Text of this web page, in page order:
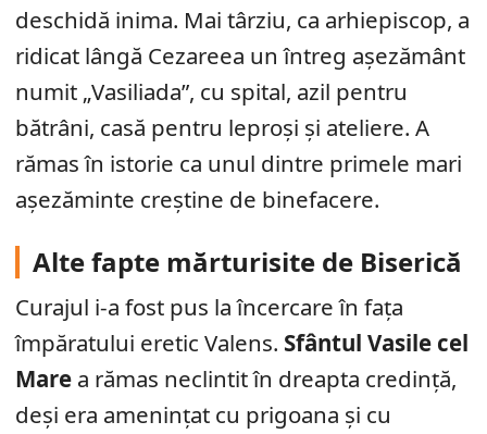
deschidă inima. Mai târziu, ca arhiepiscop, a
ridicat lângă Cezareea un întreg așezământ
numit „Vasiliada”, cu spital, azil pentru
bătrâni, casă pentru leproși și ateliere. A
rămas în istorie ca unul dintre primele mari
așezăminte creștine de binefacere.
Alte fapte mărturisite de Biserică
Curajul i-a fost pus la încercare în fața
împăratului eretic Valens. Sfântul Vasile cel
Mare a rămas neclintit în dreapta credință,
deși era amenințat cu prigoana și cu